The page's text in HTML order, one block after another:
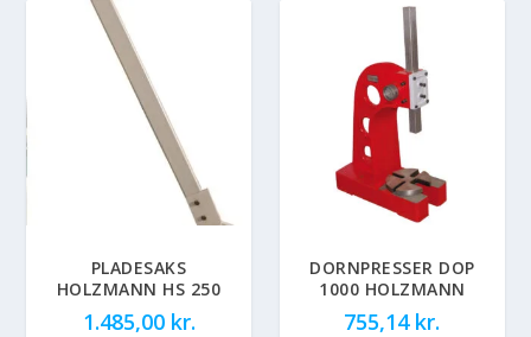
PLADESAKS
HOLZMANN HS 250
1.485,00 kr.
DORNPRESSER DOP
1000 HOLZMANN
755,14 kr.